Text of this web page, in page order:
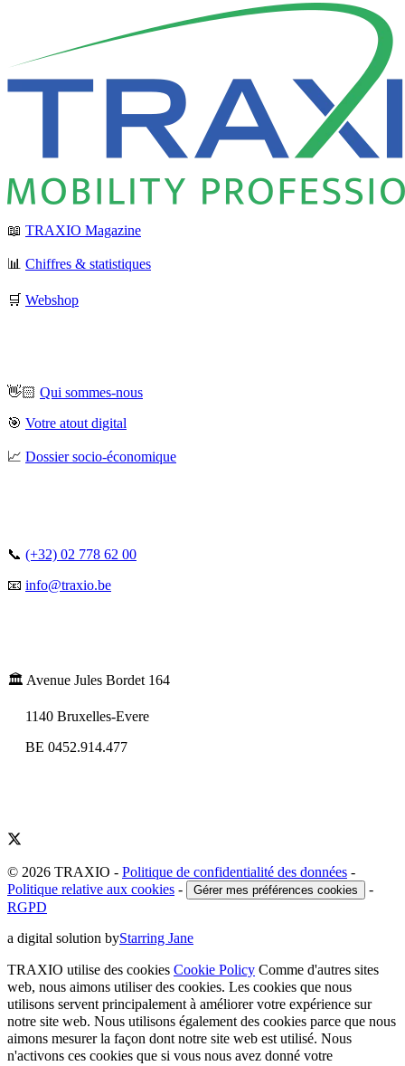
📖 TRAXIO Magazine
📊 Chiffres & statistiques
🛒 Webshop
👋🏻 Qui sommes-nous
🎯 Votre atout digital
📈 Dossier socio-économique
📞 (+32) 02 778 62 00
📧 info@traxio.be
🏛️ Avenue Jules Bordet 164
1140 Bruxelles-Evere
BE 0452.914.477
© 2026 TRAXIO - Politique de confidentialité des données -
Politique relative aux cookies - Gérer mes préférences cookies
-
RGPD
a digital solution byStarring Jane
TRAXIO utilise des cookies Cookie Policy Comme d'autres sites
web, nous aimons utiliser des cookies. Les cookies que nous
utilisons servent principalement à améliorer votre expérience sur
notre site web. Nous utilisons également des cookies parce que nous
aimons mesurer la façon dont notre site web est utilisé. Nous
n'activons ces cookies que si vous nous avez donné votre